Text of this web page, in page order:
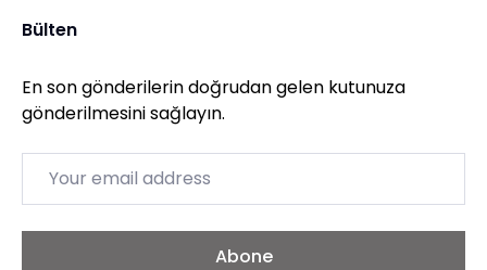
Bülten
En son gönderilerin doğrudan gelen kutunuza
gönderilmesini sağlayın.
Abone